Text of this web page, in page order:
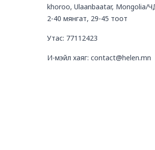
khoroo, Ulaanbaatar, Mongolia/
2-40 мянгат, 29-45 тоот
Утас: 77112423
И-мэйл хаяг: contact@helen.mn